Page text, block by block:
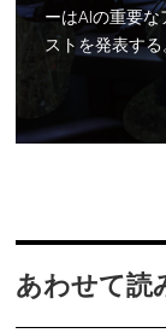
ーはAIの重要
ストを発表する
あわせて読